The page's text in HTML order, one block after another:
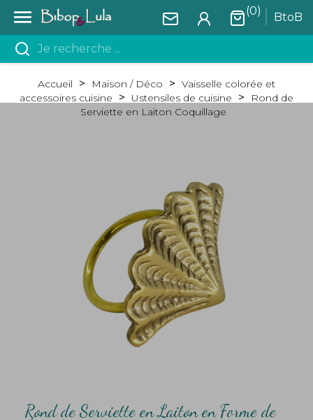
 BtoB
(0)
Accueil Maison / Déco
Vaisselle colorée et
accessoires cuisine
Ustensiles de cuisine
Rond de
Serviette en Laiton Coquillage
Rond de Serviette en Laiton en Forme de